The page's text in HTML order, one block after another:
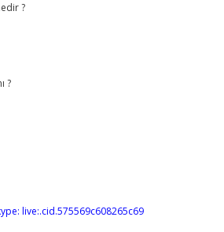
?
?
live:.cid.575569c608265c69